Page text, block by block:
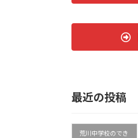
最近の投稿
荒川中学校のでき